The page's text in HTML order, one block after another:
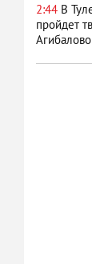
2:44 В
пройдет